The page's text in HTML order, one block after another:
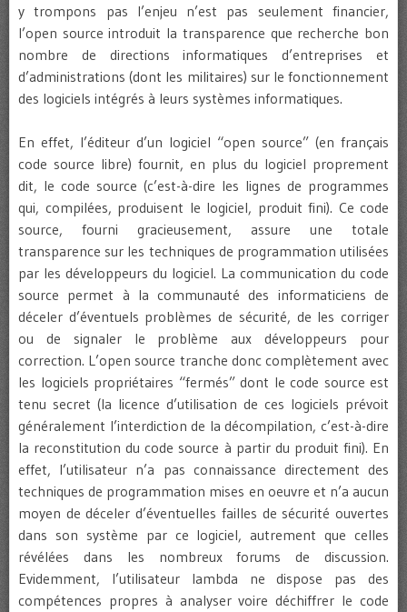
y trompons pas l’enjeu n’est pas seulement financier,
l’open source introduit la transparence que recherche bon
nombre de directions informatiques d’entreprises et
d’administrations (dont les militaires) sur le fonctionnement
des logiciels intégrés à leurs systèmes informatiques.
En effet, l’éditeur d’un logiciel “open source” (en français
code source libre) fournit, en plus du logiciel proprement
dit, le code source (c’est-à-dire les lignes de programmes
qui, compilées, produisent le logiciel, produit fini). Ce code
source, fourni gracieusement, assure une totale
transparence sur les techniques de programmation utilisées
par les développeurs du logiciel. La communication du code
source permet à la communauté des informaticiens de
déceler d’éventuels problèmes de sécurité, de les corriger
ou de signaler le problème aux développeurs pour
correction. L’open source tranche donc complètement avec
les logiciels propriétaires “fermés” dont le code source est
tenu secret (la licence d’utilisation de ces logiciels prévoit
généralement l’interdiction de la décompilation, c’est-à-dire
la reconstitution du code source à partir du produit fini). En
effet, l’utilisateur n’a pas connaissance directement des
techniques de programmation mises en oeuvre et n’a aucun
moyen de déceler d’éventuelles failles de sécurité ouvertes
dans son système par ce logiciel, autrement que celles
révélées dans les nombreux forums de discussion.
Evidemment, l’utilisateur lambda ne dispose pas des
compétences propres à analyser voire déchiffrer le code